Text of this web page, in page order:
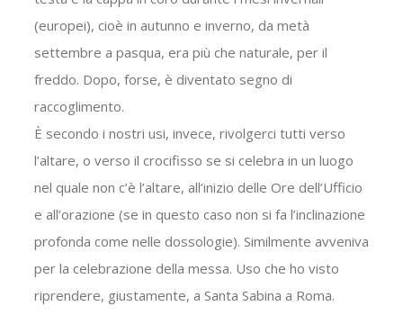
(europei), cioè in autunno e inverno, da metà
settembre a pasqua, era più che naturale, per il
freddo. Dopo, forse, è diventato segno di
raccoglimento.
È secondo i nostri usi, invece, rivolgerci tutti verso
l’altare, o verso il crocifisso se si celebra in un luogo
nel quale non c’è l’altare, all’inizio delle Ore dell’Ufficio
e all’orazione (se in questo caso non si fa l’inclinazione
profonda come nelle dossologie). Similmente avveniva
per la celebrazione della messa. Uso che ho visto
riprendere, giustamente, a Santa Sabina a Roma.